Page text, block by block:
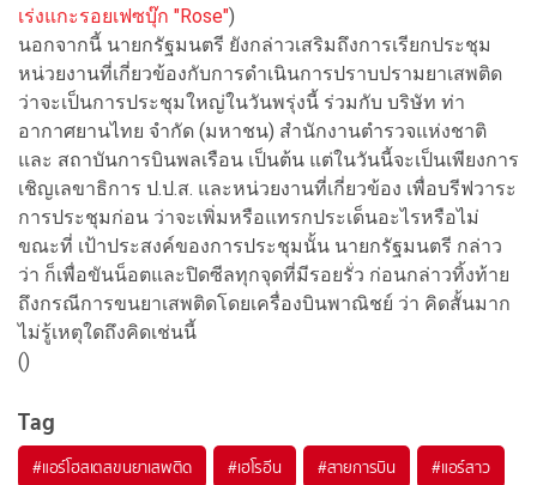
เร่งแกะรอยเฟซบุ๊ก "Rose")
นอกจากนี้ นายกรัฐมนตรี ยังกล่าวเสริมถึงการเรียกประชุม
หน่วยงานที่เกี่ยวข้องกับการดำเนินการปราบปรามยาเสพติด
ว่าจะเป็นการประชุมใหญ่ในวันพรุ่งนี้ ร่วมกับ บริษัท ท่า
อากาศยานไทย จำกัด (มหาชน) สำนักงานตำรวจแห่งชาติ
และ สถาบันการบินพลเรือน เป็นต้น แต่ในวันนี้จะเป็นเพียงการ
เชิญเลขาธิการ ป.ป.ส. และหน่วยงานที่เกี่ยวข้อง เพื่อบรีฟวาระ
การประชุมก่อน ว่าจะเพิ่มหรือแทรกประเด็นอะไรหรือไม่
ขณะที่ เป้าประสงค์ของการประชุมนั้น นายกรัฐมนตรี กล่าว
ว่า ก็เพื่อขันน็อตและปิดซีลทุกจุดที่มีรอยรั่ว ก่อนกล่าวทิ้งท้าย
ถึงกรณีการขนยาเสพติดโดยเครื่องบินพาณิชย์ ว่า คิดสั้นมาก
ไม่รู้เหตุใดถึงคิดเช่นนี้
()
Tag
#แอร์โฮสเตสขนยาเสพติด #เฮโรอีน #สายการบิน #แอร์สาว